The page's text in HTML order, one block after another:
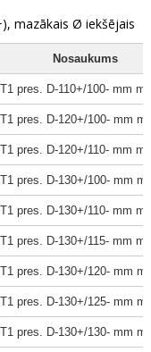
mazākais Ø iekšējais
Nosaukums
pres. D-110+/100- mm
pres. D-120+/100- mm
pres. D-120+/110- mm
pres. D-130+/100- mm
pres. D-130+/110- mm
pres. D-130+/115- mm
pres. D-130+/120- mm
pres. D-130+/125- mm
pres. D-130+/130- mm